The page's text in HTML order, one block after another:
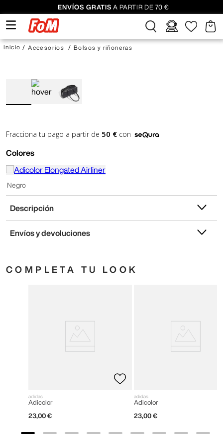
ENVÍOS GRATIS A PARTIR DE 70 €
Accesorios Bolsos y riñoneras
Fracciona tu pago a partir de 50 € con
Colores
Negro
Descripción
Envíos y devoluciones
COMPLETA TU LOOK
adidas
Adicolor
23,00 €
adidas
Adicolor
23,00 €